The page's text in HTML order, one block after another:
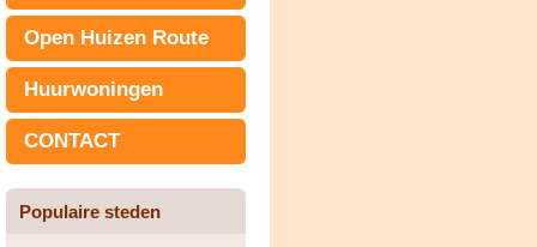
Open Huizen Route
Huurwoningen
CONTACT
Populaire steden